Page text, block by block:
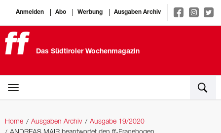
Anmelden Abo Werbung Ausgaben Archiv
Das Südtiroler Wochenmagazin
Home Ausgaben Archiv
Ausgabe 19/2020